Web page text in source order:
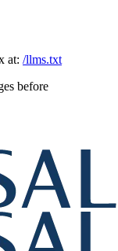
at: /llms.txt
before